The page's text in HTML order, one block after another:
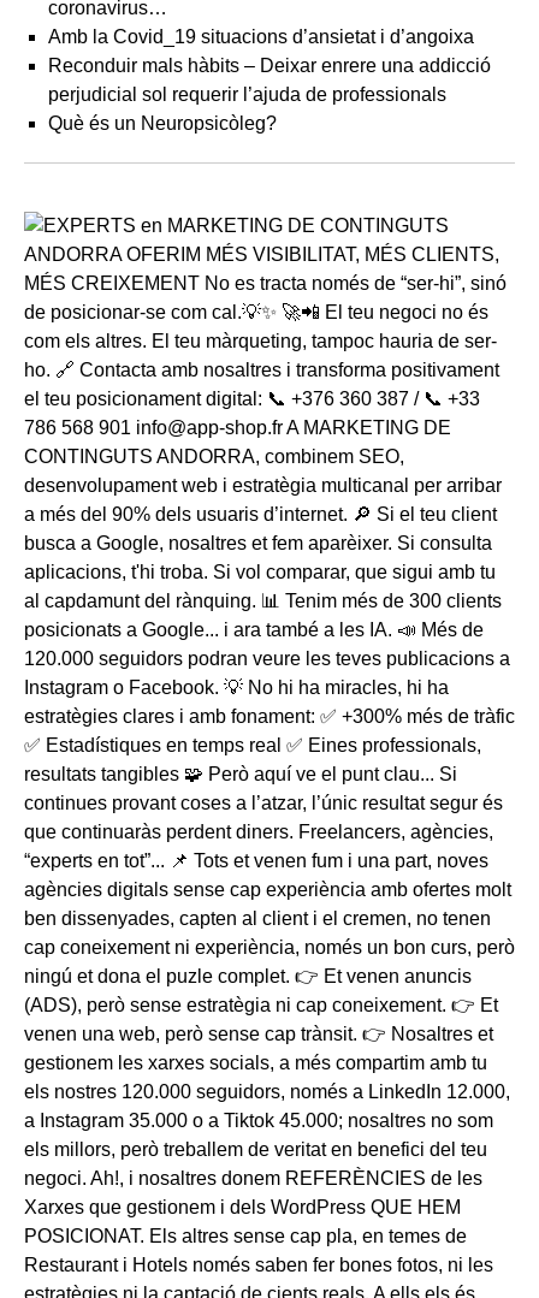
coronavirus…
Amb la Covid_19 situacions d’ansietat i d’angoixa
Reconduir mals hàbits – Deixar enrere una addicció
perjudicial sol requerir l’ajuda de professionals
Què és un Neuropsicòleg?